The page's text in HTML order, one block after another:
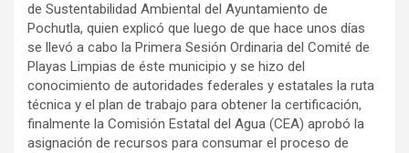
de Sustentabilidad Ambiental del Ayuntamiento de
Pochutla, quien explicó que luego de que hace unos días
se llevó a cabo la Primera Sesión Ordinaria del Comité de
Playas Limpias de éste municipio y se hizo del
conocimiento de autoridades federales y estatales la ruta
técnica y el plan de trabajo para obtener la certificación,
finalmente la Comisión Estatal del Agua (CEA) aprobó la
asignación de recursos para consumar el proceso de